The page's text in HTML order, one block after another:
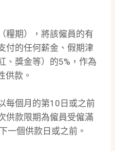
糧期），將該僱員的有
付的任何薪金、假期津
、獎金等）的5%，作為
供款。
每個月的第10日或之前
供款限期為僱員受僱滿
一個供款日或之前。